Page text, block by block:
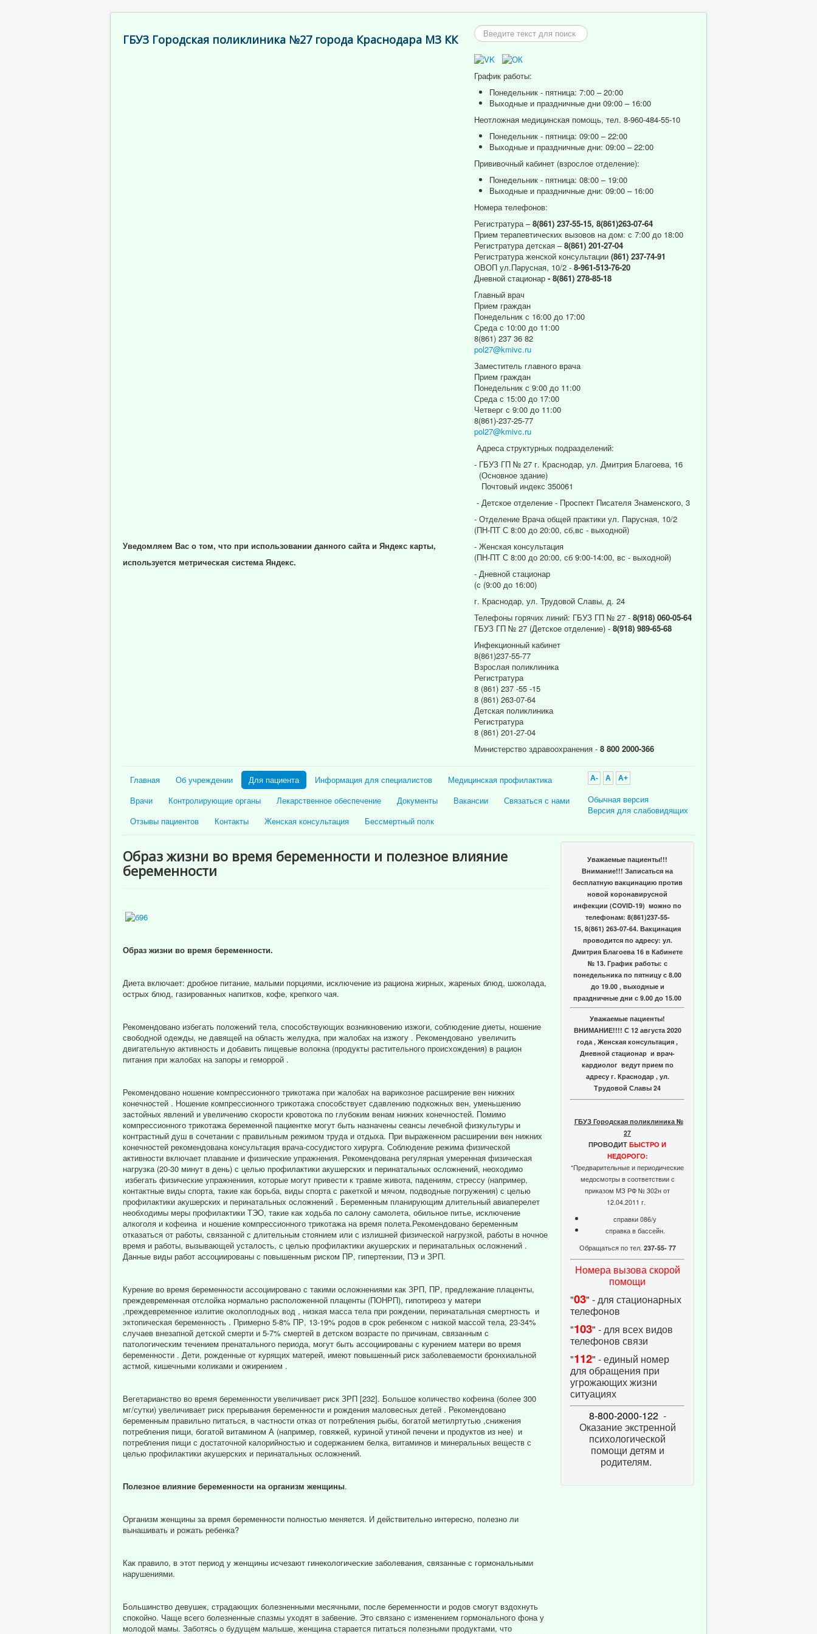
ГБУЗ Городская поликлиника №27 города Краснодара МЗ КК
Уведомляем Вас о том, что при использовании данного сайта и Яндекс карты,
используется метрическая система Яндекс.
Искать...
График работы:
Понедельник - пятница: 7:00 – 20:00
Выходные и праздничные дни 09:00 – 16:00
Неотложная медицинская помощь, тел. 8-960-484-55-10
Понедельник - пятница: 09:00 – 22:00
Выходные и праздничные дни: 09:00 – 22:00
Прививочный кабинет (взрослое отделение):
Понедельник - пятница: 08:00 – 19:00
Выходные и праздничные дни: 09:00 – 16:00
Номера телефонов:
Регистратура –8(861) 237-55-15, 8(861)263-07-64
Прием терапевтических вызовов на дом: с 7:00 до 18:00
Регистратура детская –8(861) 201-27-04
Регистратура женской консультации (861) 237-74-91
ОВОП ул.Парусная, 10/2 - 8-961-513-76-20
Дневной стационар - 8(861) 278-85-18
Главный врач
Прием граждан
Понедельник с 16:00 до 17:00
Среда с 10:00 до 11:00
8(861) 237 36 82
pol27@kmivc.ru
Заместитель главного врача
Прием граждан
Понедельник с 9:00 до 11:00
Среда с 15:00 до 17:00
Четверг с 9:00 до 11:00
8(861)-237-25-77
pol27@kmivc.ru
Адреса структурных подразделений:
- ГБУЗ ГП № 27 г. Краснодар, ул. Дмитрия Благоева, 16
(Основное здание)
Почтовый индекс 350061
- Детское отделение - Проспект Писателя Знаменского, 3
- Отделение Врача общей практики ул. Парусная, 10/2
(ПН-ПТ С 8:00 до 20:00, сб,вс - выходной)
- Женская консультация
(ПН-ПТ С 8:00 до 20:00, сб 9:00-14:00, вс - выходной)
- Дневной стационар
(с (9:00 до 16:00)
г. Краснодар, ул. Трудовой Славы, д. 24
Телефоны горячих линий: ГБУЗ ГП № 27 - 8(918) 060-05-64
ГБУЗ ГП № 27 (Детское отделение) - 8(918) 989-65-68
Инфекционный кабинет
8(861)237-55-77
Взрослая поликлиника
Регистратура
8 (861) 237 -55 -15
8 (861) 263-07-64
Детская поликлиника
Регистратура
8 (861) 201-27-04
Министерство здравоохранения - 8 800 2000-366
A- A A+
Обычная версия
Версия для слабовидящих
Главная Об учреждении Для пациента Информация для специалистов
Медицинская профилактика
Врачи
Контролирующие органы Лекарственное обеспечение Документы Вакансии
Связаться с нами
Отзывы пациентов
Контакты Женская консультация Бессмертный полк
Образ жизни во время беременности и полезное влияние
беременности
Образ жизни во время беременности.
Диета включает: дробное питание, малыми порциями, исключение из рациона жирных, жареных блюд, шоколада,
острых блюд, газированных напитков, кофе, крепкого чая.
Рекомендовано избегать положений тела, способствующих возникновению изжоги, соблюдение диеты, ношение
свободной одежды, не давящей на область желудка, при жалобах на изжогу . Рекомендовано увеличить
двигательную активность и добавить пищевые волокна (продукты растительного происхождения) в рацион
питания при жалобах на запоры и геморрой .
Рекомендовано ношение компрессионного трикотажа при жалобах на варикозное расширение вен нижних
конечностей . Ношение компрессионного трикотажа способствует сдавлению подкожных вен, уменьшению
застойных явлений и увеличению скорости кровотока по глубоким венам нижних конечностей. Помимо
компрессионного трикотажа беременной пациентке могут быть назначены сеансы лечебной физкультуры и
контрастный душ в сочетании с правильным режимом труда и отдыха. При выраженном расширении вен нижних
конечностей рекомендована консультация врача-сосудистого хирурга. Соблюдение режима физической
активности включает плавание и физические упражнения. Рекомендована регулярная умеренная физическая
нагрузка (20-30 минут в день) с целью профилактики акушерских и перинатальных осложнений, неоходимо
избегать физические упражнениия, которые могут привести к травме живота, падениям, стрессу (например,
контактные виды спорта, такие как борьба, виды спорта с ракеткой и мячом, подводные погружения) с целью
профилактики акушерских и перинатальных осложнений . Беременным планирующим длительный авиаперелет
необходимы меры профилактики ТЭО, такие как ходьба по салону самолета, обильное питье, исключение
алкоголя и кофеина и ношение компрессионного трикотажа на время полета.Рекомендовано беременным
отказаться от работы, связанной с длительным стоянием или с излишней физической нагрузкой, работы в ночное
время и работы, вызывающей усталость, с целью профилактики акушерских и перинатальных осложнений .
Данные виды работ ассоциированы с повышенным риском ПР, гипертензии, ПЭ и ЗРП.
Курение во время беременности ассоциировано с такими осложнениями как ЗРП, ПР, предлежание плаценты,
преждевременная отслойка нормально расположенной плаценты (ПОНРП), гипотиреоз у матери
,преждевременное излитие околоплодных вод , низкая масса тела при рождении, перинатальная смертность и
эктопическая беременность . Примерно 5-8% ПР, 13-19% родов в срок ребенком с низкой массой тела, 23-34%
случаев внезапной детской смерти и 5-7% смертей в детском возрасте по причинам, связанным с
патологическим течением пренатального периода, могут быть ассоциированы с курением матери во время
беременности . Дети, рожденные от курящих матерей, имеют повышенный риск заболеваемости бронхиальной
астмой, кишечными коликами и ожирением .
Вегетарианство во время беременности увеличивает риск ЗРП [232]. Большое количество кофеина (более 300
мг/сутки) увеличивает риск прерывания беременности и рождения маловесных детей . Рекомендовано
беременным правильно питаться, в частности отказ от потребления рыбы, богатой метилртутью ,снижения
потребления пищи, богатой витамином А (например, говяжей, куриной утиной печени и продуктов из нее) и
потребления пищи с достаточной калорийностью и содержанием белка, витаминов и минеральных веществ с
целью профилактики акушерских и перинатальных осложнений.
Полезное влияние беременности на организм женщины.
Организм женщины за время беременности полностью меняется. И действительно интересно, полезно ли
вынашивать и рожать ребенка?
Как правило, в этот период у женщины исчезают гинекологические заболевания, связанные с гормональными
нарушениями.
Большинство девушек, страдающих болезненными месячными, после беременности и родов смогут вздохнуть
спокойно. Чаще всего болезненные спазмы уходят в забвение. Это связано с изменением гормонального фона у
молодой мамы. Заботясь о будущем малыше, женщина старается питаться полезными продуктами, что
Уважаемые пациенты!!!
Внимание!!! Записаться на
бесплатную вакцинацию против
новой коронавирусной
инфекции (COVID-19) можно по
телефонам: 8(861)237-55-
15, 8(861) 263-07-64. Вакцинация
проводится по адресу: ул.
Дмитрия Благоева 16 в Кабинете
№ 13. График работы: с
понедельника по пятницу с 8.00
до 19.00 , выходные и
праздничные дни с 9.00 до 15.00
Уважаемые пациенты!
ВНИМАНИЕ!!!! С 12 августа 2020
года , Женская консультация ,
Дневной стационар и врач-
кардиолог ведут прием по
адресу г. Краснодар , ул.
Трудовой Славы 24
ГБУЗ Городская поликлиника №
27
ПРОВОДИТ БЫСТРО И
НЕДОРОГО:
*Предварительные и периодические
медосмотры в соответствии с
приказом МЗ РФ № 302н от
12.04.2011 г.
справки 086/у
справка в бассейн.
Обращаться по тел. 237-55- 77
Номера вызова скорой
помощи
"03" - для стационарных
телефонов
"103" - для всех видов
телефонов связи
"112" - единый номер
для обращения при
угрожающих жизни
ситуациях
8-800-2000-122-
Оказание экстренной
психологической
помощи детям и
родителям.